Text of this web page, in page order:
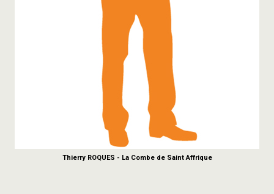
Thierry ROQUES - La Combe de Saint Affrique